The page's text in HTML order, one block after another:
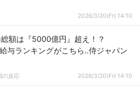
2026/3/20(Fr) 14:10
額は『5000億円』超え！？
与ランキングがこちら‥侍ジャパン
の反応 2026/3/20(Fr) 14:10